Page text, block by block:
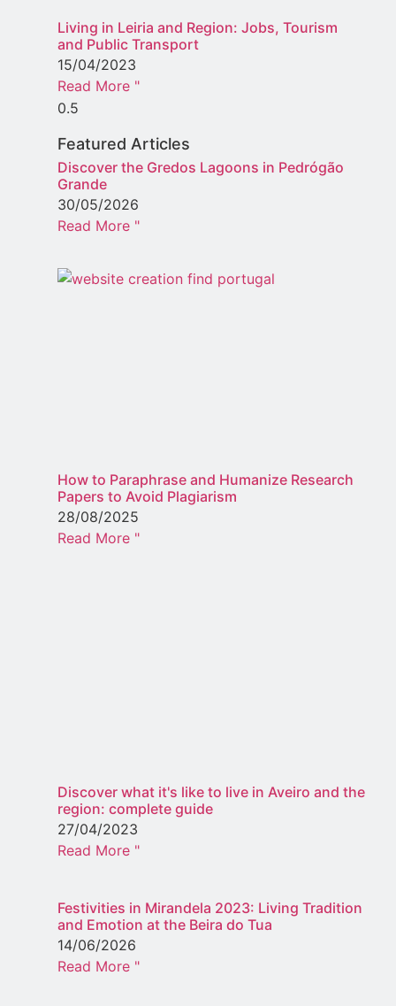
Living in Leiria and Region: Jobs, Tourism
and Public Transport
15/04/2023
Read More "
Featured Articles
Discover the Gredos Lagoons in Pedrógão
Grande
30/05/2026
Read More "
How to Paraphrase and Humanize Research
Papers to Avoid Plagiarism
28/08/2025
Read More "
Discover what it's like to live in Aveiro and the
region: complete guide
27/04/2023
Read More "
Festivities in Mirandela 2023: Living Tradition
and Emotion at the Beira do Tua
14/06/2026
Read More "